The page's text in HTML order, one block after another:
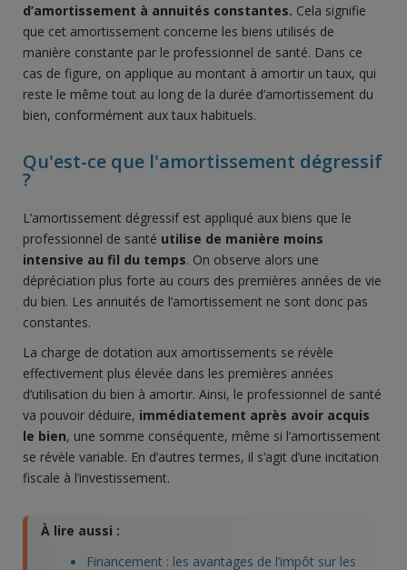
d’amortissement à annuités constantes. Cela signifie
que cet amortissement concerne les biens utilisés de
manière constante par le professionnel de santé. Dans ce
cas de figure, on applique au montant à amortir un taux, qui
reste le même tout au long de la durée d’amortissement du
bien, conformément aux taux habituels.
Qu'est-ce que l'amortissement dégressif
?
L’amortissement dégressif est appliqué aux biens que le
professionnel de santé utilise de manière moins
intensive au fil du temps. On observe alors une
dépréciation plus forte au cours des premières années de vie
du bien. Les annuités de l’amortissement ne sont donc pas
constantes.
La charge de dotation aux amortissements se révèle
effectivement plus élevée dans les premières années
d’utilisation du bien à amortir. Ainsi, le professionnel de santé
va pouvoir déduire, immédiatement après avoir acquis
le bien, une somme conséquente, même si l’amortissement
se révèle variable. En d’autres termes, il s’agit d’une incitation
fiscale à l’investissement.
À lire aussi :
Financement : les avantages de l’impôt sur les